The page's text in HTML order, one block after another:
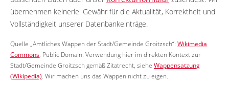
übernehmen keinerlei Gewähr für die Aktualität, Korrektheit und
Vollständigkeit unserer Datenbankeinträge.
Quelle „Amtliches Wappen der Stadt/Gemeinde Groitzsch“: Wikimedia
Commons, Public Domain. Verwendung hier im direkten Kontext zur
Stadt/Gemeinde Groitzsch gemäß Zitatrecht, siehe Wappensatzung
(Wikipedia). Wir machen uns das Wappen nicht zu eigen.